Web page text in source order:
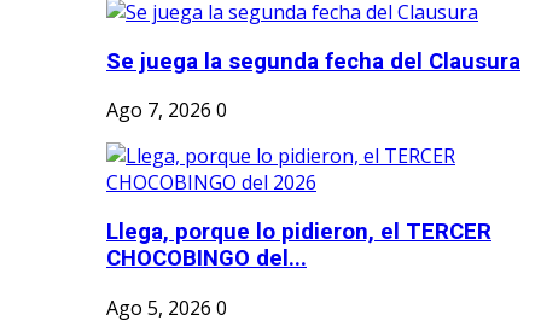
Se juega la segunda fecha del Clausura
Ago 7, 2026 0
Llega, porque lo pidieron, el TERCER
CHOCOBINGO del...
Ago 5, 2026 0